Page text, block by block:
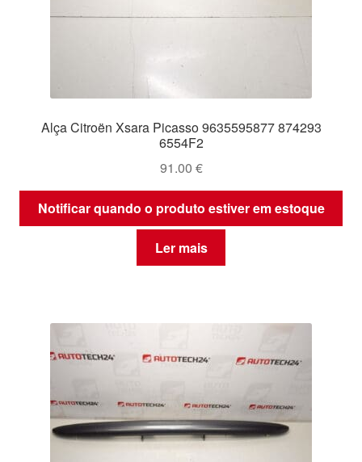
Alça Citroën Xsara Picasso 9635595877 874293
6554F2
91.00 €
Notificar quando o produto estiver em estoque
Ler mais